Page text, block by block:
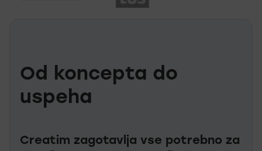
Od koncepta do
uspeha
Creatim zagotavlja vse potrebno za